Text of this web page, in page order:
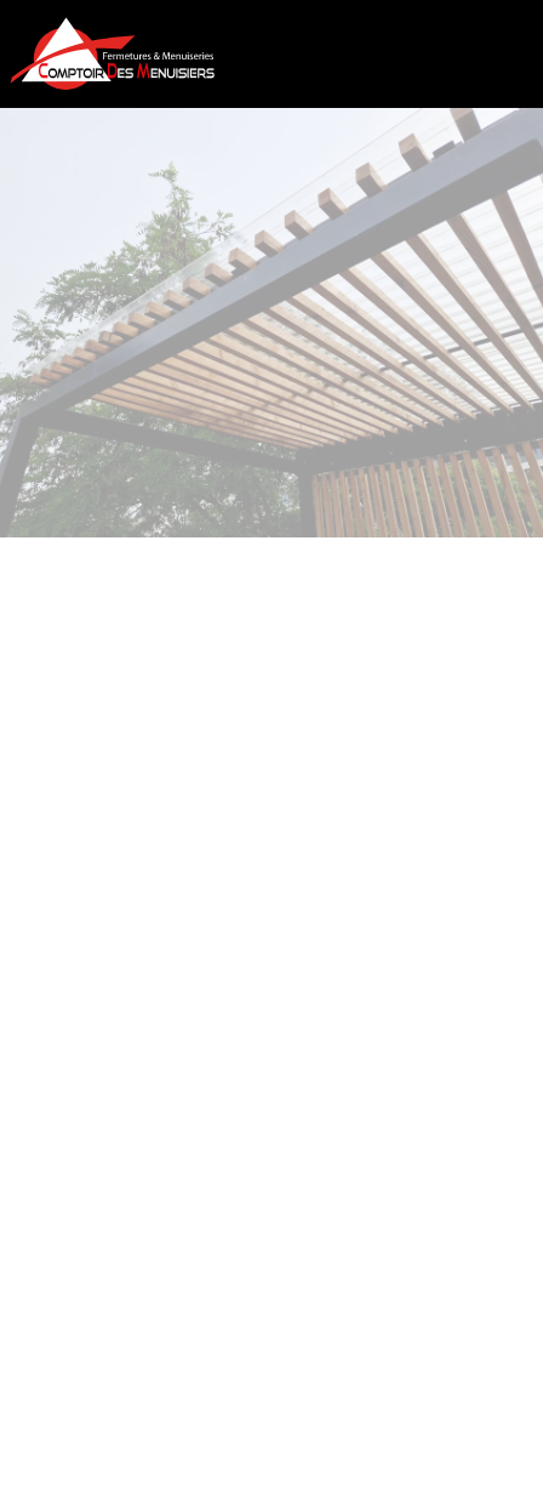
COMPTOIR DES MENUISIERS
PERGOLAS À
PANISSIÈRES
CONTACT